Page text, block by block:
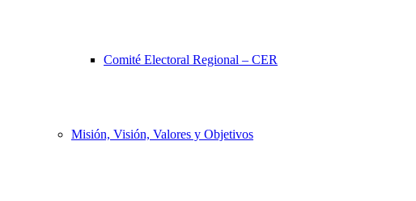
Comité Electoral Regional – CER
Misión, Visión, Valores y Objetivos